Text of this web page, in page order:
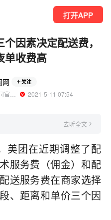
打开APP
因素决定配送费，
单收费高
网 关注
  2021-5-11 07:54
去听全文
美团在近期调整了配
服务费（佣金）和配
送服务费在商家选择
、距离和单价三个因